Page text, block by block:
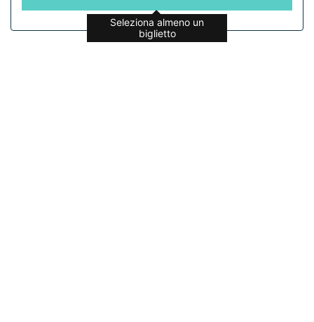
Seleziona almeno un
biglietto